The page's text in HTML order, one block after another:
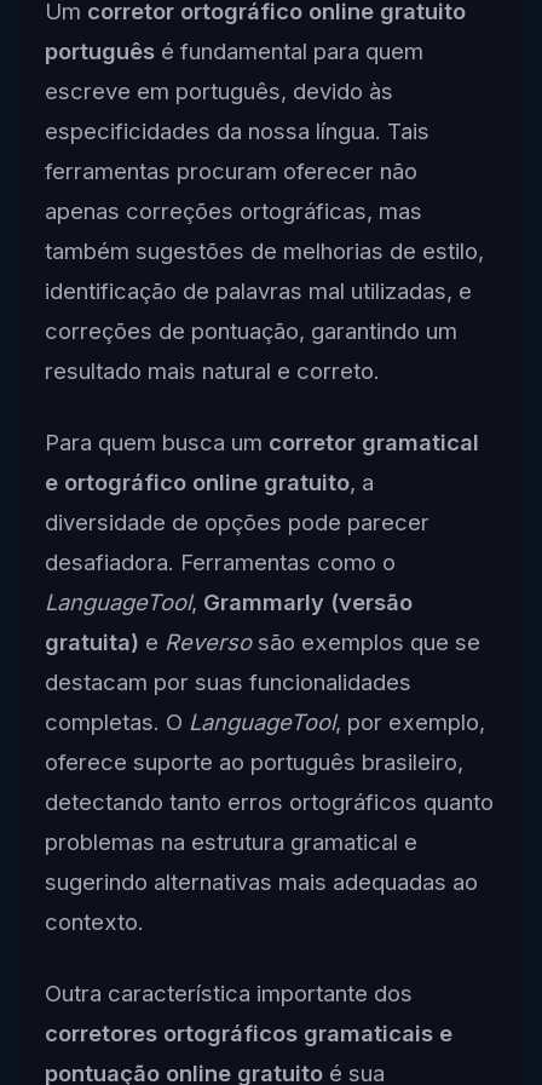
Um corretor ortográfico online gratuito
portuguêsé fundamental para quem
escreve em português, devido às
especificidades da nossa língua. Tais
ferramentas procuram oferecer não
apenas correções ortográficas, mas
também sugestões de melhorias de estilo,
identificação de palavras mal utilizadas, e
correções de pontuação, garantindo um
resultado mais natural e correto.
Para quem busca um corretor gramatical
e ortográfico online gratuito, a
diversidade de opções pode parecer
desafiadora. Ferramentas como o
LanguageTool, Grammarly (versão
gratuita) e Reversosão exemplos que se
destacam por suas funcionalidades
completas. O LanguageTool, por exemplo,
oferece suporte ao português brasileiro,
detectando tanto erros ortográficos quanto
problemas na estrutura gramatical e
sugerindo alternativas mais adequadas ao
contexto.
Outra característica importante dos
corretores ortográficos gramaticais e
pontuação online gratuitoé sua